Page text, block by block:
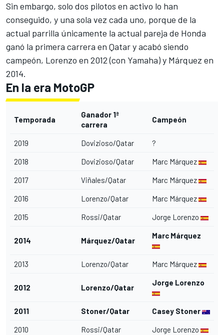
Sin embargo, solo dos pilotos en activo lo han
conseguido, y una sola vez cada uno, porque de la
actual parrilla únicamente la actual pareja de Honda
ganó la primera carrera en Qatary acabó siendo
campeón, Lorenzo en 2012 (con Yamaha) y Márquez en
2014.
En la era MotoGP
Temporada
Ganador 1ª
carrera
Campeón
2019 Dovizioso/Qatar ?
2018 Dovizioso/Qatar Marc Márquez
2017 Viñales/Qatar Marc Márquez
2016 Lorenzo/Qatar Marc Márquez
2015 Rossi/Qatar Jorge Lorenzo
2014 Márquez/Qatar
Marc Márquez
2013 Lorenzo/Qatar Marc Márquez
2012 Lorenzo/Qatar
Jorge Lorenzo
2011 Stoner/Qatar Casey Stoner
2010 Rossi/Qatar Jorge Lorenzo